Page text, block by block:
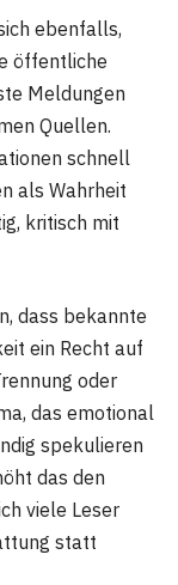
ebenfalls,
öffentliche
Meldungen
Quellen.
schnell
als Wahrheit
kritisch mit
dass bekannte
ein Recht auf
oder
das emotional
spekulieren
das den
viele Leser
statt